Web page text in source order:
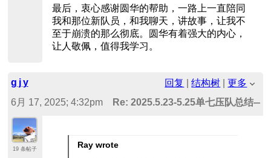
最后，衷心感谢圆华的帮助，一路上一直陪同
我和那位新队员，和我聊天，讲故事，让我不
至于崩溃的那么彻底。圆华有着强大的内心，
让人敬佩，值得我学习。
g j y 回复 |结构树 |更多
6月 17, 2025; 4:32pm
Re: 2025.5.23-5.25单七压队总结
19 条帖子
Ray wrote